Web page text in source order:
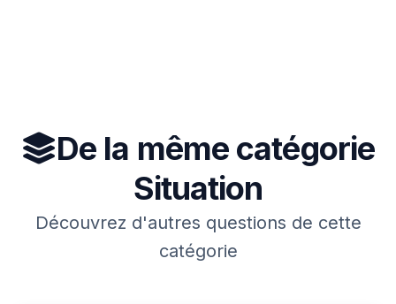
De la même catégorie
Situation
Découvrez d'autres questions de cette
catégorie